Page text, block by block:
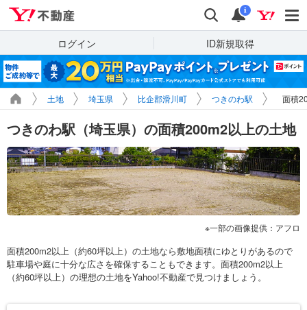
検索 通知
i
ログイン ID新規取得
土地 埼玉県 比企郡滑川町 つきのわ駅 面積
つきのわ駅（埼玉県）の面積200m2以上の土地
一部の画像提供：アフロ
面積200m2以上（約60坪以上）の土地なら敷地面積にゆとりがあるので
駐車場や庭に十分な広さを確保することもできます。面積200m2以上
（約60坪以上）の理想の土地をYahoo!不動産で見つけましょう。